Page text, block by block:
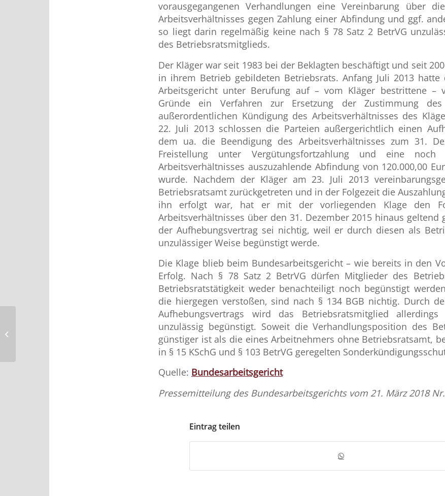
vorausgegangenen Verhandlungen eine Vereinbarung über
Arbeitsverhältnisses gegen Zahlung einer Abfindung und ggf.
so liegt darin regelmäßig keine nach § 78 Satz 2 BetrVG
des Betriebsratsmitglieds.
Der Kläger war seit 1983 bei der Beklagten beschäftigt und seit
in ihrem Betrieb gebildeten Betriebsrats. Anfang Juli 2013 hatte
Arbeitsgericht unter Berufung auf – vom Kläger bestrittene –
Gründe ein Verfahren zur Ersetzung der Zustimmung
außerordentlichen Kündigung des Arbeitsverhältnisses des
22. Juli 2013 schlossen die Parteien außergerichtlich einen
dem ua. die Beendigung des Arbeitsverhältnisses zum 31.
Freistellung unter Vergütungsfortzahlung und eine
Arbeitsverhältnisses auszuzahlende Abfindung von 120.000,00
wurde. Nachdem der Kläger am 23. Juli 2013
Betriebsratsamt zurückgetreten und in der Folgezeit die
ihn erfolgt war, hat er mit der vorliegenden Klage den
Arbeitsverhältnisses über den 31. Dezember 2015 hinaus geltend
der Aufhebungsvertrag sei nichtig, weil er durch diesen als
unzulässiger Weise begünstigt werde.
Die Klage blieb beim Bundesarbeitsgericht – wie bereits in den
Erfolg. Nach § 78 Satz 2 BetrVG dürfen Mitglieder des
Betriebsratstätigkeit weder benachteiligt noch begünstigt
die hiergegen verstoßen, sind nach § 134 BGB nichtig. Durch
Aufhebungsvertrags wird das Betriebsratsmitglied
unzulässig begünstigt. Soweit die Verhandlungsposition des
günstiger ist als die eines Arbeitnehmers ohne Betriebsratsamt,
in § 15 KSchG und § 103 BetrVG geregelten
Quelle: Bundesarbeitsgericht
Pressemitteilung des Bundesarbeitsgerichts vom 21. März 2018
Eintrag teilen